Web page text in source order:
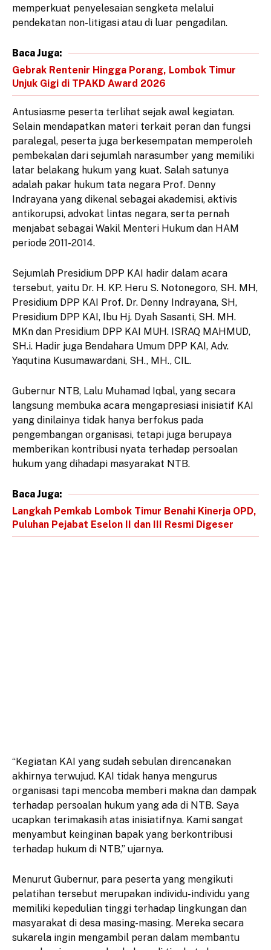
memperkuat penyelesaian sengketa melalui
pendekatan non-litigasi atau di luar pengadilan.
Baca Juga:
Gebrak Rentenir Hingga Porang, Lombok Timur
Unjuk Gigi di TPAKD Award 2026
Antusiasme peserta terlihat sejak awal kegiatan.
Selain mendapatkan materi terkait peran dan fungsi
paralegal, peserta juga berkesempatan memperoleh
pembekalan dari sejumlah narasumber yang memiliki
latar belakang hukum yang kuat. Salah satunya
adalah pakar hukum tata negara Prof. Denny
Indrayana yang dikenal sebagai akademisi, aktivis
antikorupsi, advokat lintas negara, serta pernah
menjabat sebagai Wakil Menteri Hukum dan HAM
periode 2011-2014.
Sejumlah Presidium DPP KAI hadir dalam acara
tersebut, yaitu Dr. H. KP. Heru S. Notonegoro, SH. MH,
Presidium DPP KAI Prof. Dr. Denny Indrayana, SH,
Presidium DPP KAI, Ibu Hj. Dyah Sasanti, SH. MH.
MKn dan Presidium DPP KAI MUH. ISRAQ MAHMUD,
SH.i. Hadir juga Bendahara Umum DPP KAI, Adv.
Yaqutina Kusumawardani, SH., MH., CIL.
Gubernur NTB, Lalu Muhamad Iqbal, yang secara
langsung membuka acara mengapresiasi inisiatif KAI
yang dinilainya tidak hanya berfokus pada
pengembangan organisasi, tetapi juga berupaya
memberikan kontribusi nyata terhadap persoalan
hukum yang dihadapi masyarakat NTB.
Baca Juga:
Langkah Pemkab Lombok Timur Benahi Kinerja OPD,
Puluhan Pejabat Eselon II dan III Resmi Digeser
“Kegiatan KAI yang sudah sebulan direncanakan
akhirnya terwujud. KAI tidak hanya mengurus
organisasi tapi mencoba memberi makna dan dampak
terhadap persoalan hukum yang ada di NTB. Saya
ucapkan terimakasih atas inisiatifnya. Kami sangat
menyambut keinginan bapak yang berkontribusi
terhadap hukum di NTB,” ujarnya.
Menurut Gubernur, para peserta yang mengikuti
pelatihan tersebut merupakan individu-individu yang
memiliki kepedulian tinggi terhadap lingkungan dan
masyarakat di desa masing-masing. Mereka secara
sukarela ingin mengambil peran dalam membantu